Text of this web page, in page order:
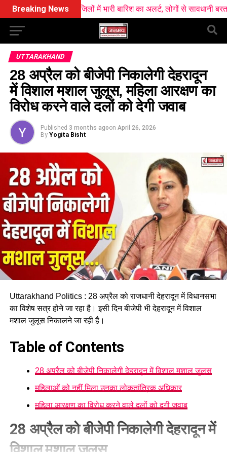
Breaking News
जिलों में भारी बारिश का अलर्ट, लोगों से सावधानी बरतने की अपील
UTTARAKHAND
28 अप्रैल को बीजेपी निकालेगी देहरादून
में विशाल मशाल जुलूस, महिला आरक्षण का
विरोध करने वाले दलों को देगी जवाब
Published 3 months agoon April 26, 2026
By Yogita Bisht
Uttarakhand Politics : 28 अप्रैल को राजधानी देहरादून में विधानसभा
का विशेष सत्र होने जा रहा है। इसी दिन बीजेपी भी देहरादून में विशाल
मशाल जुलूस निकालने जा रही है।
Table of Contents
28 अप्रैल को बीजेपी निकालेगी देहरादून में विशाल मशाल जुलूस
महिलाओं को नहीं मिला उनका लोकतांत्रिक अधिकार
महिला आरक्षण का विरोध करने वाले दलों को दगी जवाब
28 अप्रैल को बीजेपी निकालेगी देहरादून में